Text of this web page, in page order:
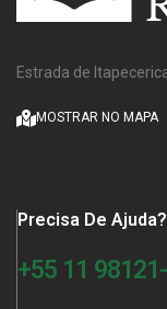
Estrada de
MOSTRAR NO MAPA
Precisa De Ajuda?
+55 11